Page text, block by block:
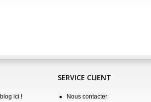
ici !
SERVICE CLIENT
Nous contacter